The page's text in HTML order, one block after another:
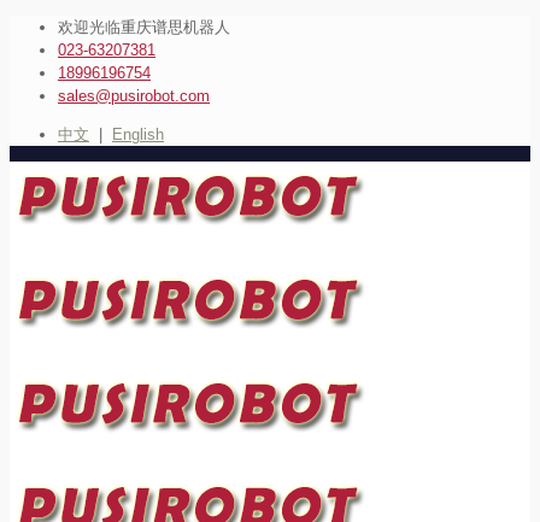
欢迎光临重庆谱思机器人
023-63207381
18996196754
sales@pusirobot.com
中文 English